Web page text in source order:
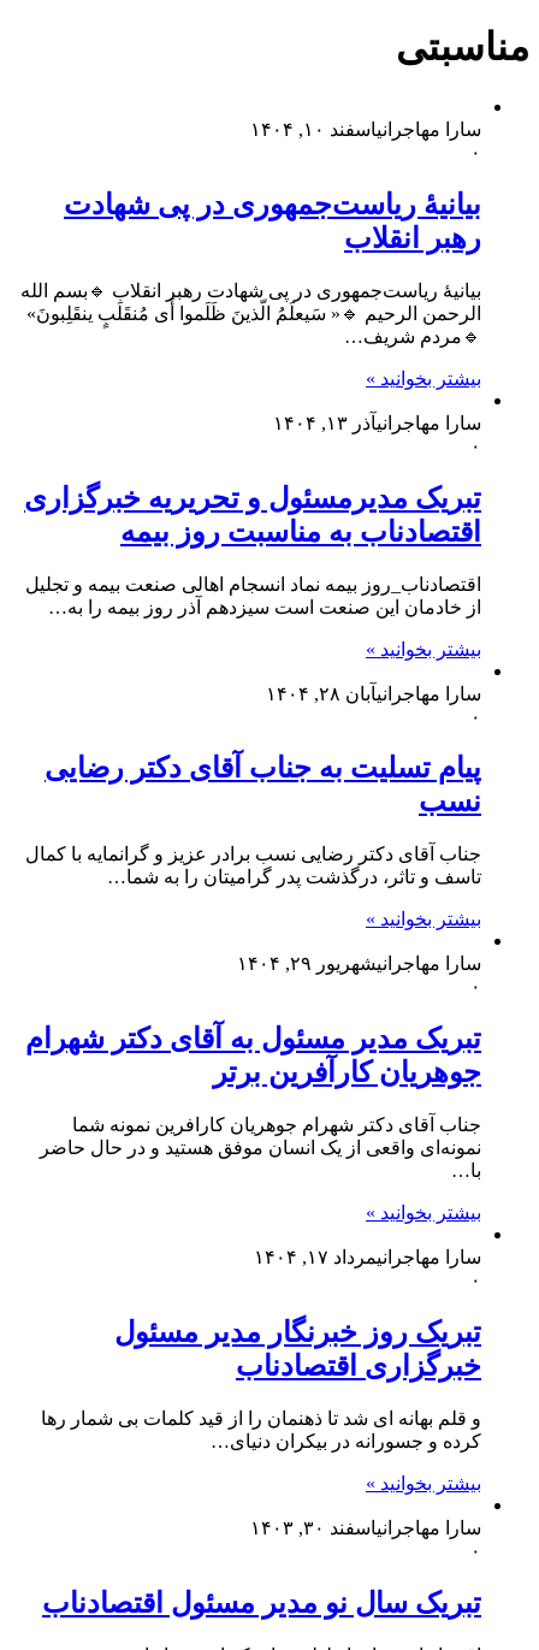
مناسبتی
سارا مهاجرانیاسفند ۱۰, ۱۴۰۴
۰
بیانیۀ ریاست‌جمهوری در پی شهادت
رهبر انقلاب
بیانیۀ ریاست‌جمهوری در پی شهادت رهبر انقلاب 🔹بسم الله
الرحمن الرحیم 🔹« سَیعلَمُ الّذینَ ظَلَموا أَی مُنقَلَبٍ ینقَلِبونَ»
🔹مردم شریف…
بیشتر بخوانید »
سارا مهاجرانیآذر ۱۳, ۱۴۰۴
۰
تبریک مدیرمسئول و تحریریه خبرگزاری
اقتصادناب به مناسبت روز بیمه
اقتصادناب_روز بیمه نماد انسجام اهالی صنعت بیمه و تجلیل
از خادمان این صنعت است سیزدهم آذر روز بیمه را به…
بیشتر بخوانید »
سارا مهاجرانیآبان ۲۸, ۱۴۰۴
۰
پیام تسلیت به جناب آقای دکتر رضایی
نسب
جناب آقای دکتر رضایی نسب برادر عزیز و گرانمایه با کمال
تاسف و تاثر، درگذشت پدر گرامیتان را به شما…
بیشتر بخوانید »
سارا مهاجرانیشهریور ۲۹, ۱۴۰۴
۰
تبریک مدیر مسئول به آقای دکتر شهرام
جوهریان کارآفرین برتر
جناب آقای دکتر شهرام جوهریان کارافرین نمونه شما
نمونه‌ای واقعی از یک انسان موفق هستید و در حال حاضر
با…
بیشتر بخوانید »
سارا مهاجرانیمرداد ۱۷, ۱۴۰۴
۰
تبریک روز خبرنگار مدیر مسئول
خبرگزاری اقتصادناب
و قلم بهانه ای شد تا ذهنمان را از قید کلمات بی شمار رها
کرده و جسورانه در بیکران دنیای…
بیشتر بخوانید »
سارا مهاجرانیاسفند ۳۰, ۱۴۰۳
۰
تبریک سال نو مدیر مسئول اقتصادناب